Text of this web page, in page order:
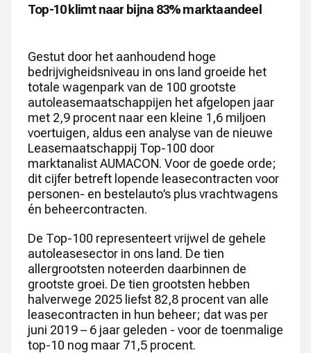
Top-10 klimt naar bijna 83% marktaandeel
Gestut door het aanhoudend hoge
bedrijvigheidsniveau in ons land groeide het
totale wagenpark van de 100 grootste
autoleasemaatschappijen het afgelopen jaar
met 2,9 procent naar een kleine 1,6 miljoen
voertuigen, aldus een analyse van de nieuwe
Leasemaatschappij Top-100 door
marktanalist AUMACON. Voor de goede orde;
dit cijfer betreft lopende leasecontracten voor
personen- en bestelauto’s plus vrachtwagens
én beheercontracten.
De Top-100 representeert vrijwel de gehele
autoleasesector in ons land. De tien
allergrootsten noteerden daarbinnen de
grootste groei. De tien grootsten hebben
halverwege 2025 liefst 82,8 procent van alle
leasecontracten in hun beheer; dat was per
juni 2019 – 6 jaar geleden - voor de toenmalige
top-10 nog maar 71,5 procent.